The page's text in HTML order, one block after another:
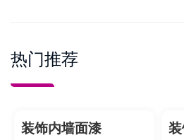
热门推荐
装饰内墙面漆